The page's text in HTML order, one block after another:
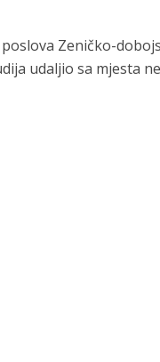
Zeničko-
udaljio sa mjesta